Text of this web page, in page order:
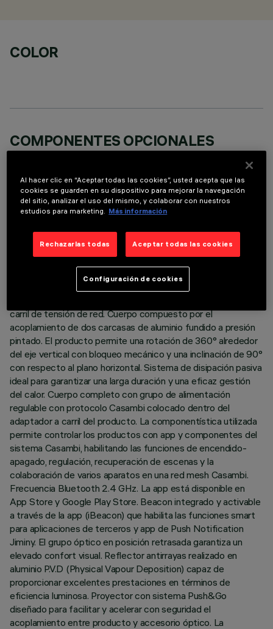
COLOR
COMPONENTES OPCIONALES
DATOS TÉCNICOS
ÚLTIMA ACTUALIZACIÓN: 06/08/2026
carril de tensión de red. Cuerpo compuesto por el
acoplamiento de dos carcasas de aluminio fundido a presión
pintado. El producto permite una rotación de 360° alrededor
del eje vertical con bloqueo mecánico y una inclinación de 90°
con respecto al plano horizontal. Sistema de disipación pasiva
ideal para garantizar una larga duración y una eficaz gestión
del calor. Cuerpo completo con grupo de alimentación
regulable con protocolo Casambi colocado dentro del
adaptador a carril del producto. La componentística utilizada
permite controlar los productos con app y componentes del
sistema Casambi, habilitando las funciones de encendido-
apagado, regulación, recuperación de escenas y la
colaboración de varios aparatos en una red mesh Casambi.
Frecuencia Bluetooth 2.4 GHz. La app está disponible en
App Store y Google Play Store. Beacon integrado y activable
a través de la app (iBeacon) que habilita las funciones smart
para aplicaciones de terceros y app de Push Notification
Jiminy. El grupo óptico en posición retrasada garantiza un
elevado confort visual. Reflector antirrayas realizado en
aluminio P.V.D (Physical Vapour Deposition) capaz de
proporcionar excelentes prestaciones en términos de
eficiencia luminosa. Proyector con sistema Push&Go
diseñado para facilitar y acelerar con seguridad el
acoplamiento entre producto y accesorio óptico. La
Al hacer clic en “Aceptar todas las cookies”, usted acepta que las
cookies se guarden en su dispositivo para mejorar la navegación
del sitio, analizar el uso del mismo, y colaborar con nuestros
estudios para marketing. Más información
Rechazarlas todas Aceptar todas las cookies
Configuración de cookies